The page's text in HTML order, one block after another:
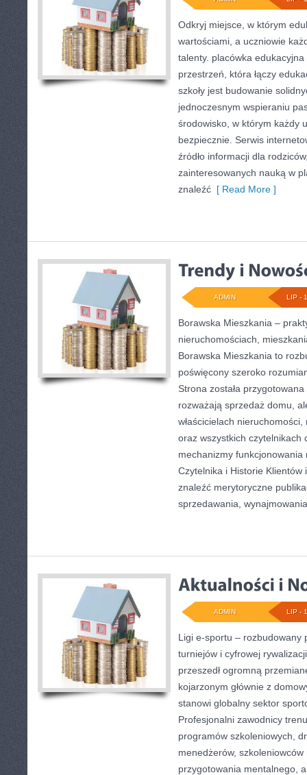
Odkryj miejsce, w którym
wartościami, a uczniowie
talenty. placówka
przestrzeń, która łączy
szkoły jest budowanie
jednoczesnym wspieraniu
środowisko, w którym każdy
bezpiecznie. Serwis
źródło informacji dla
zainteresowanych nauką w
znaleźć [ Read More ]
LIP -
ADMIN
Borawska Mieszkania –
nieruchomościach,
Borawska Mieszkania to
poświęcony szeroko
Strona została
rozważają sprzedaż domu,
właścicielach
oraz wszystkich czytelnikach
mechanizmy
Czytelnika i Historie Klientów
znaleźć merytoryczne
sprzedawania,
LIP -
ADMIN
Ligi e-sportu – rozbudowany
turniejów i cyfrowej
przeszedł ogromną
kojarzonym głównie z
stanowi globalny sektor
Profesjonalni zawodnicy
programów szkoleniowych,
menedżerów,
przygotowania mentalnego,